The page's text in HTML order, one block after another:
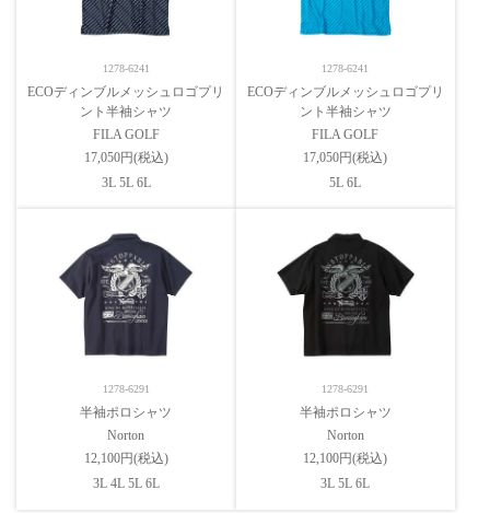
1278-6241
ECOディンブルメッシュロゴプリ
ント半袖シャツ
FILA GOLF
17,050円(税込)
3L 5L 6L
1278-6241
ECOディンブルメッシュロゴプリ
ント半袖シャツ
FILA GOLF
17,050円(税込)
5L 6L
1278-6291
半袖ポロシャツ
Norton
12,100円(税込)
3L 4L 5L 6L
1278-6291
半袖ポロシャツ
Norton
12,100円(税込)
3L 5L 6L